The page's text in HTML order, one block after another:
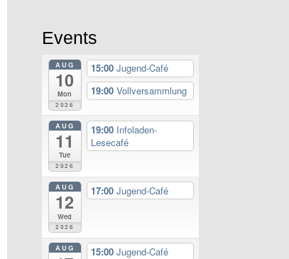
Events
AUG
10
Mon
2026
15:00 Jugend-Café
19:00 Vollversammlung
AUG
11
Tue
2026
19:00 Infoladen-
Lesecafé
AUG
12
Wed
2026
17:00 Jugend-Café
AUG 15:00 Jugend-Café